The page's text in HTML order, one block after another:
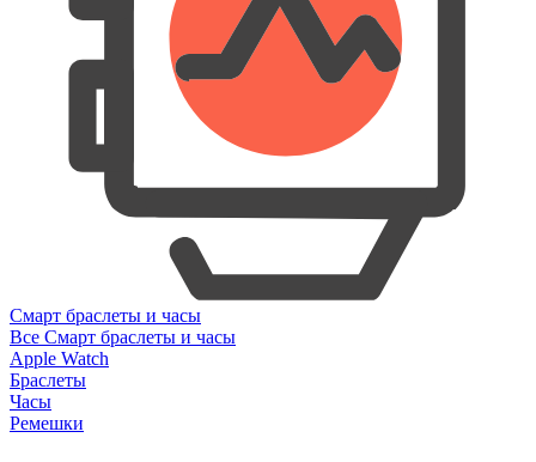
Смарт браслеты и часы
Все Смарт браслеты и часы
Apple Watch
Браслеты
Часы
Ремешки